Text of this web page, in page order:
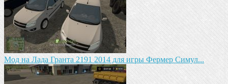
Мод на Лада Гранта 2191 2014 для игры Фермер Симул...